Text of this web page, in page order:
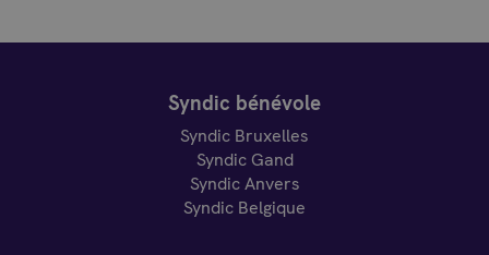
Syndic bénévole
Syndic Bruxelles
Syndic Gand
Syndic Anvers
Syndic Belgique